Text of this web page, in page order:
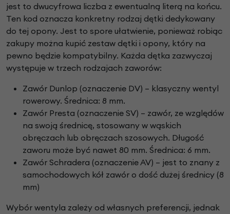
jest to dwucyfrowa liczba z ewentualną literą na końcu.
Ten kod oznacza konkretny rodzaj dętki dedykowany
do tej opony. Jest to spore ułatwienie, ponieważ robiąc
zakupy można kupić zestaw dętki i opony, który na
pewno będzie kompatybilny. Każda dętka zazwyczaj
występuje w trzech rodzajach zaworów:
Zawór Dunlop (oznaczenie DV) – klasyczny wentyl
rowerowy. Średnica: 8 mm.
Zawór Presta (oznaczenie SV) – zawór, ze względów
na swoją średnicę, stosowany w wąskich
obręczach lub obręczach szosowych. Długość
zaworu może być nawet 80 mm. Średnica: 6 mm.
Zawór Schradera (oznaczenie AV) – jest to znany z
samochodowych kół zawór o dość dużej średnicy (8
mm)
Wybór wentyla zależy od własnych preferencji, jednak